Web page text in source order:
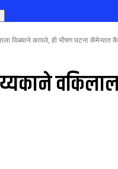
विळ्याने कापले, ही भीषण घटना कॅमेऱ्यात